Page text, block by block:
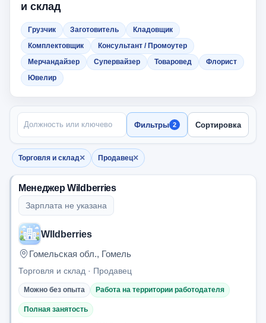
и склад
Грузчик Заготовитель
Кладовщик
Комплектовщик
Консультант / Промоутер
Мерчандайзер
Супервайзер Товаровед
Флорист
Ювелир
ПОИСК ПО НАЗВАНИЮ
Фильтры 2 Сортировка
Торговля и склад×
Убрать фильтр
Продавец×
Убрать фильтр
Менеджер Wildberries
Зарплата не указана
WIldberries
Гомельская обл., Гомель
Торговля и склад · Продавец
Можно без опыта Работа на территории работодателя
Полная занятость